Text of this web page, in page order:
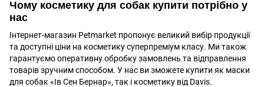
Чому косметику для собак купити потрібно у
нас
Інтернет-магазин Petmarket пропонує великий вибір продукції
та доступні ціни на косметику суперпреміум класу. Ми також
гарантуємо оперативну обробку замовлень та відправлення
товарів зручним способом. У нас ви зможете купити як маски
для собак «Ів Сен Бернар», так і косметику від Davis.